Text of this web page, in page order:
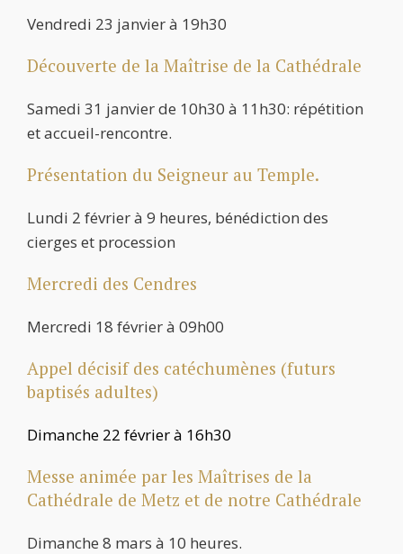
Vendredi 23 janvier à 19h30
Découverte de la Maîtrise de la Cathédrale
Samedi 31 janvier de 10h30 à 11h30: répétition
et accueil-rencontre.
Présentation du Seigneur au Temple.
Lundi 2 février à 9 heures, bénédiction des
cierges et procession
Mercredi des Cendres
Mercredi 18 février à 09h00
Appel décisif des catéchumènes (futurs
baptisés adultes)
Dimanche 22 février à 16h30
Messe animée par les Maîtrises de la
Cathédrale de Metz et de notre Cathédrale
Dimanche 8 mars à 10 heures.